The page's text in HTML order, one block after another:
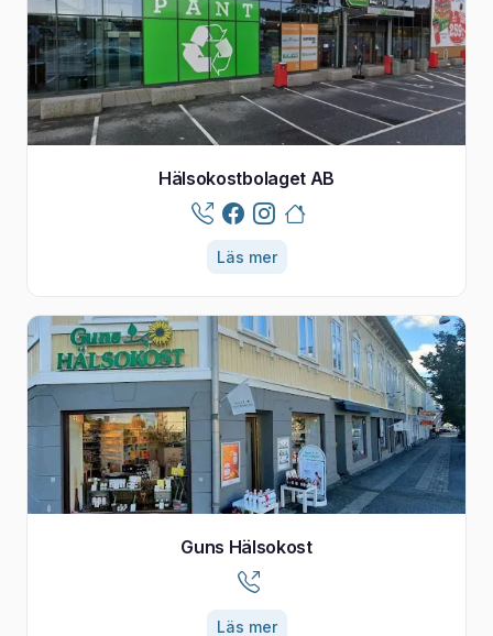
Hälsokostbolaget AB
Läs mer
Guns Hälsokost
Läs mer